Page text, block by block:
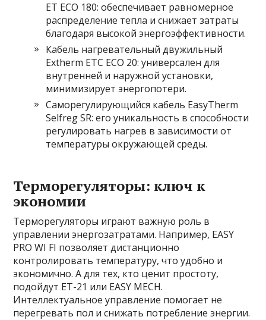
ET ECO 180: обеспечивает равномерное
распределение тепла и снижает затраты
благодаря высокой энергоэффективности.
Кабель нагревательный двужильный
Extherm ETC ECO 20: универсален для
внутренней и наружной установки,
минимизирует энергопотери.
Саморегулирующийся кабель EasyTherm
Selfreg SR: его уникальность в способности
регулировать нагрев в зависимости от
температуры окружающей среды.
Терморегуляторы: ключ к
экономии
Терморегуляторы играют важную роль в
управлении энергозатратами. Например, EASY
PRO WI FI позволяет дистанционно
контролировать температуру, что удобно и
экономично. А для тех, кто ценит простоту,
подойдут ET-21 или EASY MECH.
Интеллектуальное управление помогает не
перегревать пол и снижать потребление энергии.